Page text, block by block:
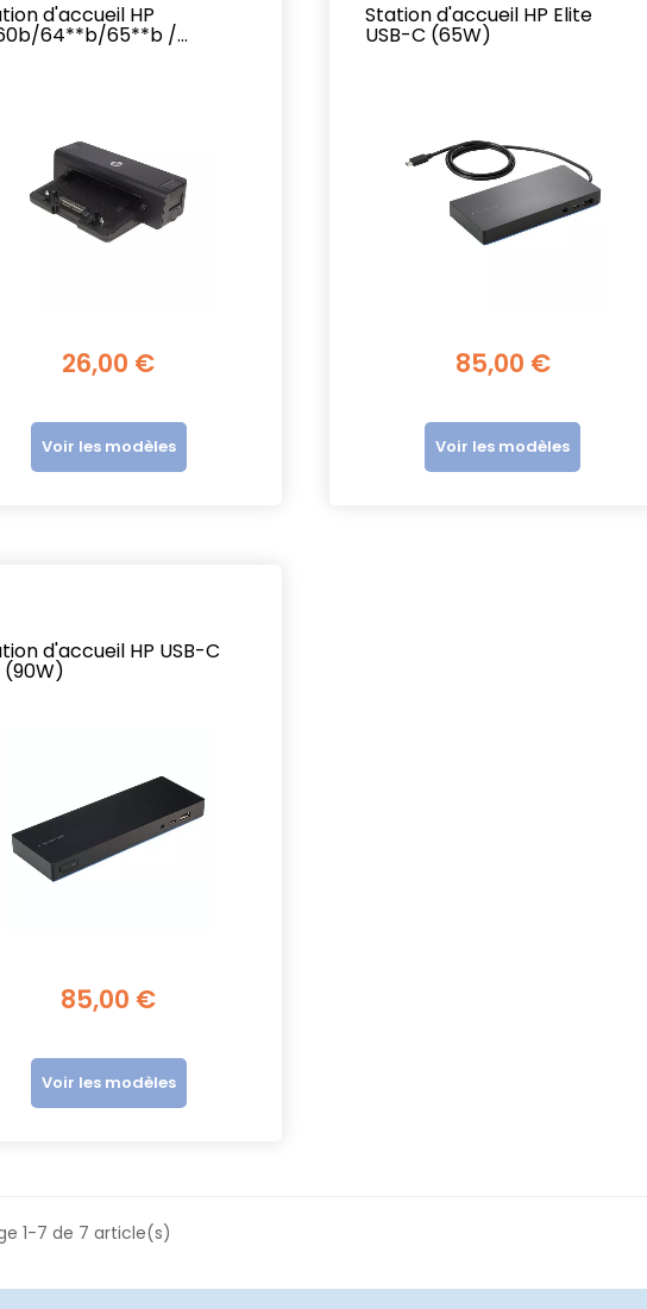
MacBook Neo
Air M1
le MacBook le
de son histoire à
Il a de quoi
coloré,...
Nouveau MacBook Neo
: vrai bon plan ?
modèle compact et coloré
pensé pour la mobilité et les
Apple
comme
mis le
marketing....
d'accueil HP
64**b/65**b /...
26,00 €
Voir les modèles
Station d'accueil HP Elite
USB-C (65W)
85,00 €
Voir les modèles
d'accueil HP USB-C
(90W)
85,00 €
Voir les modèles
1-7 de 7 article(s)